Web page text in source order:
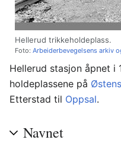
Hellerud trikkeholdeplass.
Foto: Arbeiderbevegelsens arkiv
Hellerud stasjon åpnet i
holdeplassene på
Etterstad til Oppsal.
Navnet